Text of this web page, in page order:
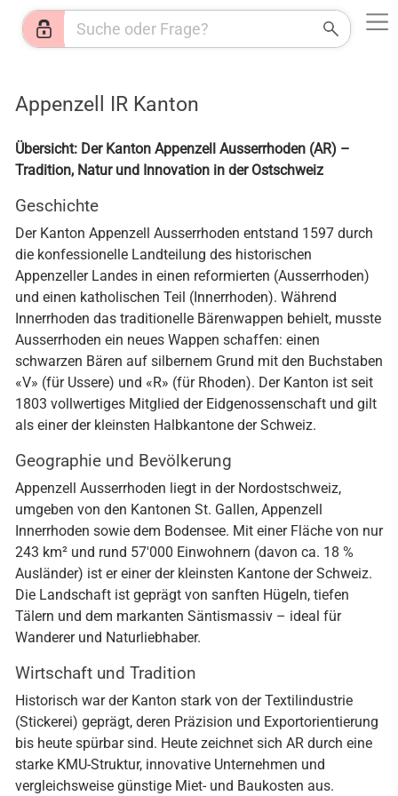
Appenzell IR Kanton
Übersicht: Der Kanton Appenzell Ausserrhoden (AR) –
Tradition, Natur und Innovation in der Ostschweiz
Geschichte
Der Kanton Appenzell Ausserrhoden entstand 1597 durch
die konfessionelle Landteilung des historischen
Appenzeller Landes in einen reformierten (Ausserrhoden)
und einen katholischen Teil (Innerrhoden). Während
Innerrhoden das traditionelle Bärenwappen behielt, musste
Ausserrhoden ein neues Wappen schaffen: einen
schwarzen Bären auf silbernem Grund mit den Buchstaben
«V» (für Ussere) und «R» (für Rhoden). Der Kanton ist seit
1803 vollwertiges Mitglied der Eidgenossenschaft und gilt
als einer der kleinsten Halbkantone der Schweiz.
Geographie und Bevölkerung
Appenzell Ausserrhoden liegt in der Nordostschweiz,
umgeben von den Kantonen St. Gallen, Appenzell
Innerrhoden sowie dem Bodensee. Mit einer Fläche von nur
243 km² und rund 57'000 Einwohnern (davon ca. 18 %
Ausländer) ist er einer der kleinsten Kantone der Schweiz.
Die Landschaft ist geprägt von sanften Hügeln, tiefen
Tälern und dem markanten Säntismassiv – ideal für
Wanderer und Naturliebhaber.
Wirtschaft und Tradition
Historisch war der Kanton stark von der Textilindustrie
(Stickerei) geprägt, deren Präzision und Exportorientierung
bis heute spürbar sind. Heute zeichnet sich AR durch eine
starke KMU-Struktur, innovative Unternehmen und
vergleichsweise günstige Miet- und Baukosten aus.